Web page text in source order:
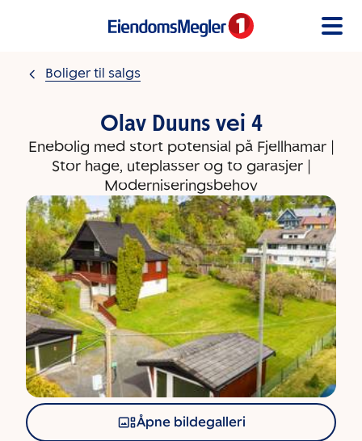
Boliger til salgs
Olav Duuns vei 4
Enebolig med stort potensial på Fjellhamar |
Stor hage, uteplasser og to garasjer |
Moderniseringsbehov
Åpne bildegalleri